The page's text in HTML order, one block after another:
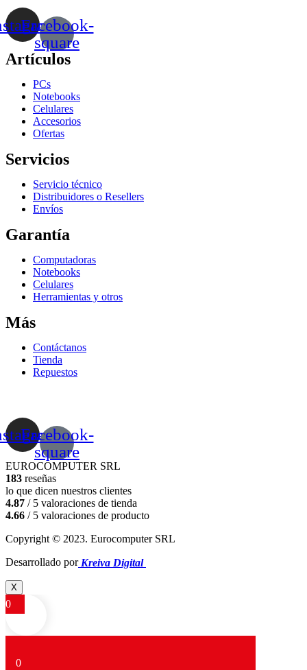
Facebook-
square
Artículos
PCs
Notebooks
Celulares
Accesorios
Ofertas
Servicios
Servicio técnico
Distribuidores o Resellers
Envíos
Garantía
Computadoras
Notebooks
Celulares
Herramientas y otros
Más
Contáctanos
Tienda
Repuestos
Facebook-
square
EUROCOMPUTER SRL
183 reseñas
lo que dicen nuestros clientes
4.87 / 5 valoraciones de tienda
4.66 / 5 valoraciones de producto
Copyright © 2023. Eurocomputer SRL
Desarrollado porKreiva Digital
X
0
0